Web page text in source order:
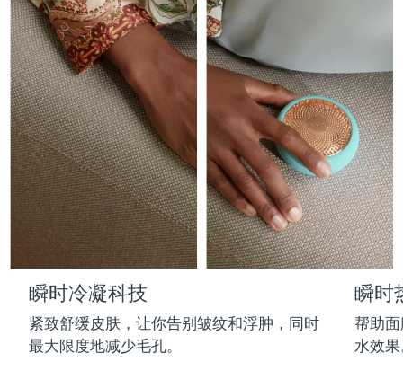
瞬时冷凝科技
紧致舒缓皮肤，让你告别皱纹和浮肿，同时
最大限度地减少毛孔。
瞬时
帮助
水效
FAQ™护肤品
All FAQ™ skincare
FAQ™产品
All anti-aging treatments
FAQ™护肤品
All FAQ™ skincare
FAQ™产品
All LED treatments
FAQ™产品
All hair treatments
FAQ™ skincare
All FAQ™ skincare
FAQ™ products
All toning treatments
脱毛
PEACH™ 2 Pro Max
Professional IPL hair removal device
PEACH™ 2
IPL hair removal
PEACH™ 2 go
Travel-friendly IPL hair removal
PEACH™ Cooling Prep Gel
Cooling IPL hair removal gel
身体护理
BEAR™ 2 body
Microcurrent body toning
LUNA™ 4 body
Massaging body brush
SUPERCHARGED™ serum
Firming body serum
痘肌护理
ESPADA™ 2 plus
Recurring acne LED therapy
ESPADA™ 2
Acne treatment device
ESPADA™ Blemish Solution
眼部护理
BEAR™ 2 eyes & lips
Microcurrent line smoothing device
IRIS™ 2
Rejuvenating eye massager
眼部护肤
毛孔护理
KIWI™ derma
Diamond microdermabrasion .
KIWI™
护发
LUNA™ 4 hair
2-in-1 LED scalp massager
FLIP™ play advanced
牙齿美白
法国 预计送达日期
法属波利尼西亚
德国 预计送达日期8/9/26
直布罗陀 预计送达日期8/13/26
希腊 预计送达日期8/9/26
中国香港特别行政区 预计送达日期8/10/26
预计送达日期8/9/26
冰岛 8/10/26
印度尼西亚 8/7/26